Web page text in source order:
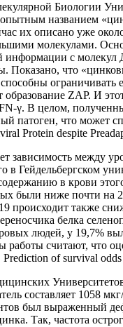
Биологии
названием
их описано уже
молекулами.
информации с
что
ограничивать
ZAP. И
γ. В целом,
патоген, что может
Protein despite
зависимость между
в Гейдельбергском
в крови
были ниже почти
происходит также
белка
людей, у 19,7%
считают, что
of survival
составляет 1058
был выраженный
Так, частота